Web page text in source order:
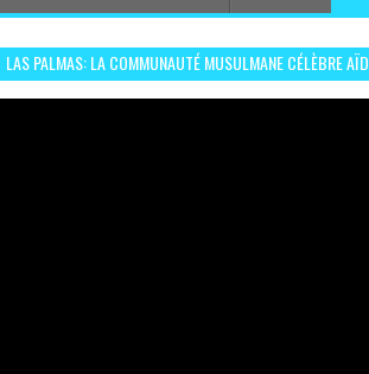
LAS PALMAS: LA COMMUNAUTÉ MUSULMANE CÉLÈBRE AÏD